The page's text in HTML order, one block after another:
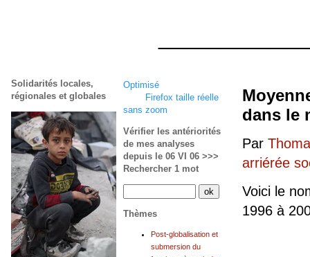
dans le
Par
arriérée
Voici le
1996 à
Optimisé
Firefox taille réelle
sans zoom
Vérifier les antériorités
de mes analyses
depuis le 06 VI 06 >>>
Rechercher 1 mot
Thèmes
Post-globalisation et
submersion du
Solidarités locales,
régionales et globales